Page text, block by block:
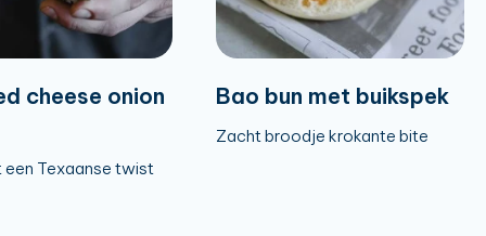
cheese onion
een Texaanse twist
Bao bun met buikspek
Zacht broodje krokante bite